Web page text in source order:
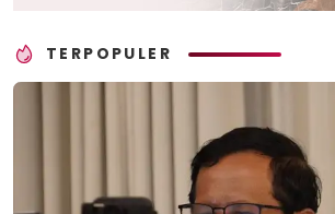
TERPOPULER